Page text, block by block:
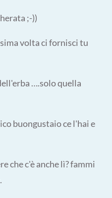
;-))
volta ci fornisci tu
….solo quella
buongustaio ce l'hai e
che c'è anche lì? fammi